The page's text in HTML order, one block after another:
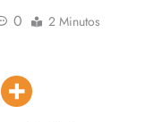
0 2 Minutos